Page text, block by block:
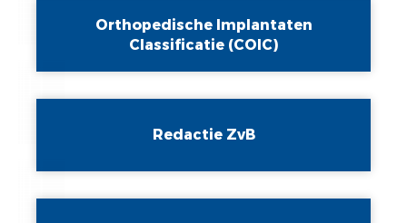
Orthopedische Implantaten
Classificatie (COIC)
Redactie ZvB